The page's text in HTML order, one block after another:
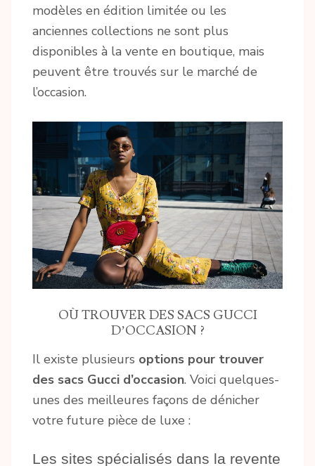
modèles en édition limitée ou les
anciennes collections ne sont plus
disponibles à la vente en boutique, mais
peuvent être trouvés sur le marché de
l’occasion.
OÙ TROUVER DES SACS GUCCI
D’OCCASION ?
Il existe plusieurs options pour trouver
des sacs Gucci d’occasion. Voici quelques-
unes des meilleures façons de dénicher
votre future pièce de luxe :
Les sites spécialisés dans la revente